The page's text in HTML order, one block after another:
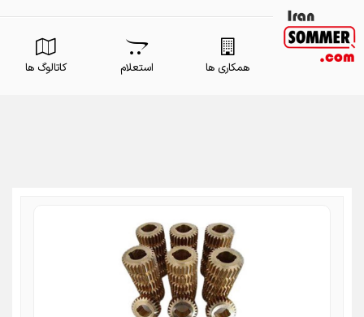
همکاری ها استعلام کاتالوگ ها